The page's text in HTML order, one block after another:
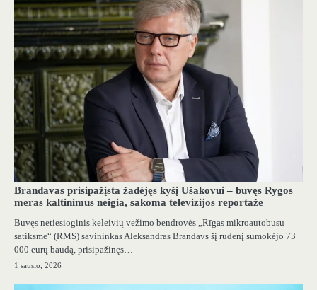
Brandavas prisipažįsta žadėjęs kyšį Ušakovui – buvęs Rygos
meras kaltinimus neigia, sakoma televizijos reportaže
Buvęs netiesioginis keleivių vežimo bendrovės „Rīgas mikroautobusu
satiksme“ (RMS) savininkas Aleksandras Brandavs šį rudenį sumokėjo 73
000 eurų baudą, prisipažinęs…
1 sausio, 2026